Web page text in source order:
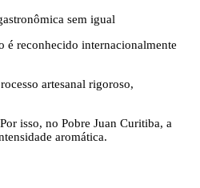
sem igual
é reconhecido internacionalmente
artesanal rigoroso,
isso, no Pobre Juan Curitiba, a
aromática.